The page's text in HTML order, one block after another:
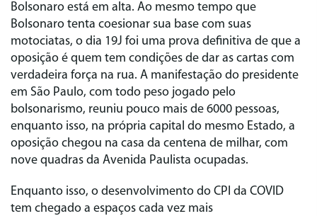
Bolsonaro está em alta. Ao mesmo tempo que
Bolsonaro tenta coesionar sua base com suas
motociatas, o dia 19J foi uma prova definitiva de que a
oposição é quem tem condições de dar as cartas com
verdadeira força na rua. A manifestação do presidente
em São Paulo, com todo peso jogado pelo
bolsonarismo, reuniu pouco mais de 6000 pessoas,
enquanto isso, na própria capital do mesmo Estado, a
oposição chegou na casa da centena de milhar, com
nove quadras da Avenida Paulista ocupadas.
Enquanto isso, o desenvolvimento do CPI da COVID
tem chegado a espaços cada vez mais